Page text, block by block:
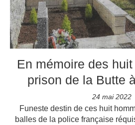
En mémoire des
prison de la Butte
24 mai 2022
Funeste destin de ces huit
balles de la police française